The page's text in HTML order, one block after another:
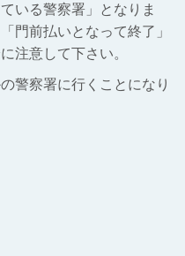
いる警察署」となりま
門前払いとなって終了」
注意して下さい。
警察署に行くことになり